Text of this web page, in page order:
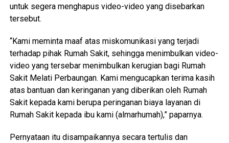
untuk segera menghapus video-video yang disebarkan
tersebut.
“Kami meminta maaf atas miskomunikasi yang terjadi
terhadap pihak Rumah Sakit, sehingga menimbulkan video-
video yang tersebar menimbulkan kerugian bagi Rumah
Sakit Melati Perbaungan. Kami mengucapkan terima kasih
atas bantuan dan keringanan yang diberikan oleh Rumah
Sakit kepada kami berupa peringanan biaya layanan di
Rumah Sakit kepada ibu kami (almarhumah),” paparnya.
Pernyataan itu disampaikannya secara tertulis dan